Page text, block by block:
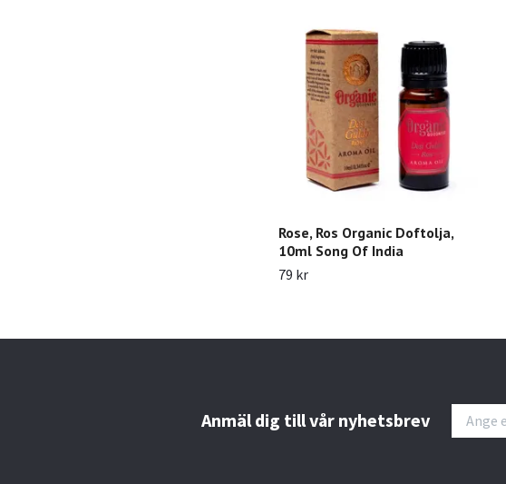
Rose, Ros Organic Doftolja,
10ml Song Of India
79 kr
Anmäl dig till vår nyhetsbrev